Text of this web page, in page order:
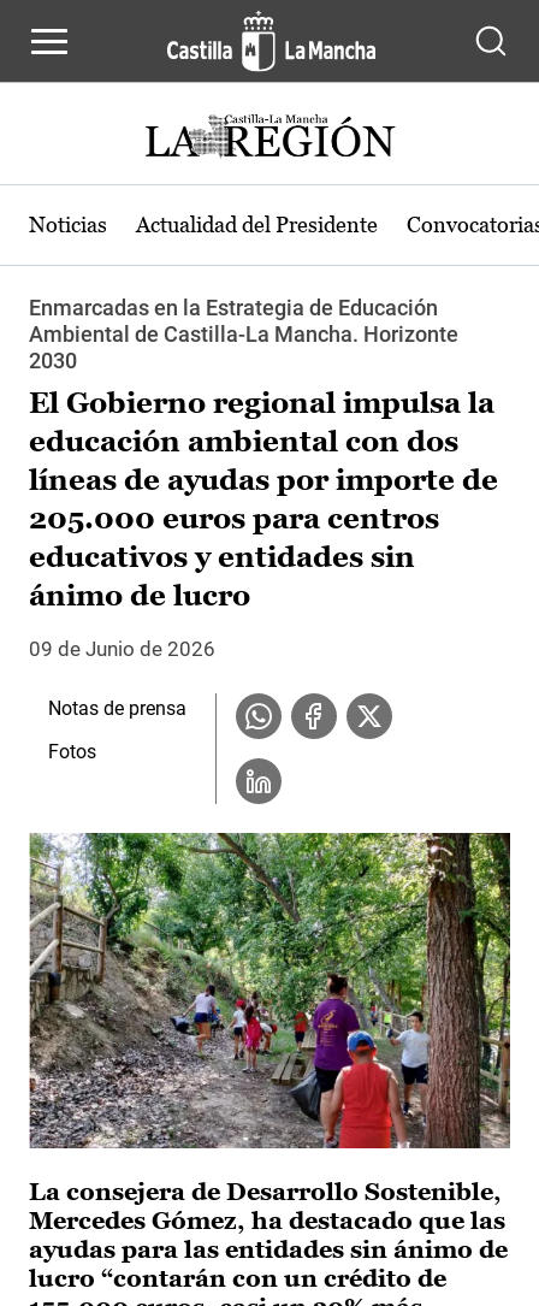
Noticias Actualidad del Presidente
Enmarcadas en la Estrategia de Educación
Ambiental de Castilla-La Mancha. Horizonte
2030
El Gobierno regional impulsa la
educación ambiental con dos
líneas de ayudas por importe de
205.000 euros para centros
educativos y entidades sin
ánimo de lucro
09 de Junio de 2026
La consejera de Desarrollo Sostenible,
Mercedes Gómez, ha destacado que las
ayudas para las entidades sin ánimo de
lucro “contarán con un crédito de
Notas de prensa
Fotos